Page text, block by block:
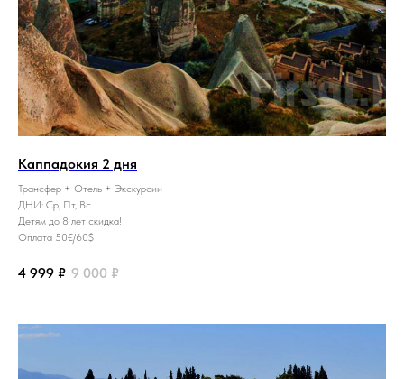
Каппадокия 2 дня
Трансфер + Отель + Экскурсии
ДНИ: Ср, Пт, Вс
Детям до 8 лет скидка!
Оплата 50€/60$
4 999 ₽ 9 000 ₽